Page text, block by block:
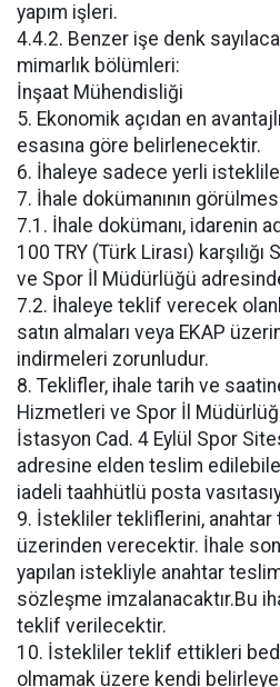
yapım işleri.
4.4.2. Benzer işe denk
mimarlık bölümleri:
İnşaat Mühendisliği
5. Ekonomik açıdan en
esasına göre belirlenecektir.
6. İhaleye sadece yerli
7. İhale dokümanının
7.1. İhale dokümanı, idarenin
100 TRY (Türk Lirası)
ve Spor İl Müdürlüğü
7.2. İhaleye teklif verecek
satın almaları veya EKAP
indirmeleri zorunludur.
8. Teklifler, ihale tarih ve
Hizmetleri ve Spor İl
İstasyon Cad. 4 Eylül Spor
adresine elden teslim
iadeli taahhütlü posta
9. İstekliler tekliflerini,
üzerinden verecektir. İhale
yapılan istekliyle anahtar
sözleşme imzalanacaktır.Bu
teklif verilecektir.
10. İstekliler teklif ettikleri
olmamak üzere kendi